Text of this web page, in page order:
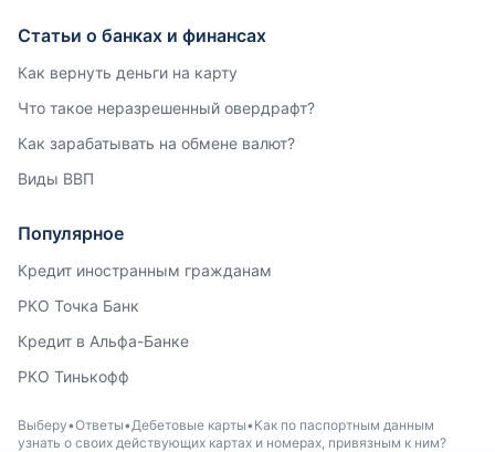
Статьи о банках и финансах
Как вернуть деньги на карту
Что такое неразрешенный овердрафт?
Как зарабатывать на обмене валют?
Виды ВВП
Популярное
Кредит иностранным гражданам
РКО Точка Банк
Кредит в Альфа-Банке
РКО Тинькофф
Выберу Ответы Дебетовые карты Как по паспортным данным
узнать о своих действующих картах и номерах, привязным к ним?